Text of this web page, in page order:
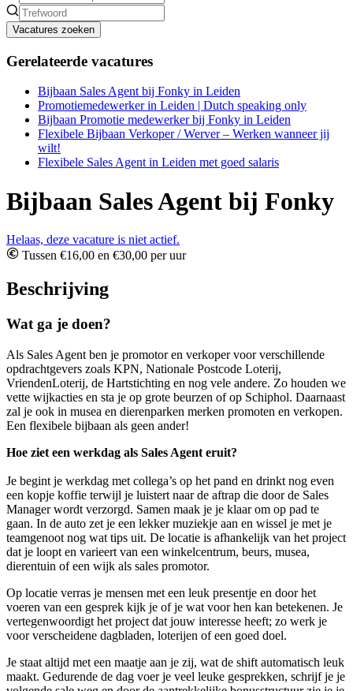
Vacatures zoeken
Gerelateerde vacatures
Bijbaan Sales Agent bij Fonky in Leiden
Promotiemedewerker in Leiden | Dutch speaking only
Bijbaan Promotie medewerker bij Fonky in Leiden
Flexibele Bijbaan Verkoper / Werver – Werken wanneer jij
wilt!
Flexibele Sales Agent in Leiden met goed salaris
Bijbaan Sales Agent bij Fonky
Helaas, deze vacature is niet actief.
Tussen €16,00 en €30,00 per uur
Beschrijving
Wat ga je doen?
Als Sales Agent ben je promotor en verkoper voor verschillende
opdrachtgevers zoals KPN, Nationale Postcode Loterij,
VriendenLoterij, de Hartstichting en nog vele andere. Zo houden we
vette wijkacties en sta je op grote beurzen of op Schiphol. Daarnaast
zal je ook in musea en dierenparken merken promoten en verkopen.
Een flexibele bijbaan als geen ander!
Hoe ziet een werkdag als Sales Agent eruit?
Je begint je werkdag met collega’s op het pand en drinkt nog even
een kopje koffie terwijl je luistert naar de aftrap die door de Sales
Manager wordt verzorgd. Samen maak je je klaar om op pad te
gaan. In de auto zet je een lekker muziekje aan en wissel je met je
teamgenoot nog wat tips uit. De locatie is afhankelijk van het project
dat je loopt en varieert van een winkelcentrum, beurs, musea,
dierentuin of een wijk als sales promotor.
Op locatie verras je mensen met een leuk presentje en door het
voeren van een gesprek kijk je of je wat voor hen kan betekenen. Je
vertegenwoordigt het project dat jouw interesse heeft; zo werk je
voor verscheidene dagbladen, loterijen of een goed doel.
Je staat altijd met een maatje aan je zij, wat de shift automatisch leuk
maakt. Gedurende de dag voer je veel leuke gesprekken, schrijf je je